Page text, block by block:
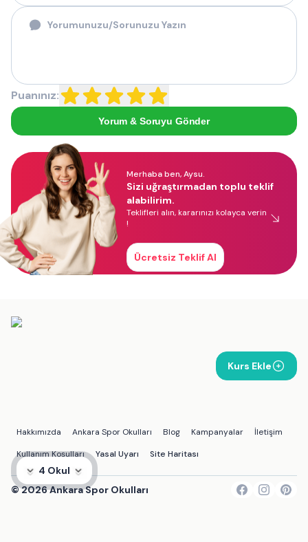
4 Okul
Puanınız:
Yorum & Soruyu Gönder
Merhaba ben, Aysu.
Sizi uğraştırmadan toplu teklif
alabilirim.
Teklifleri alın, kararınızı kolayca verin
!
Ücretsiz Teklif Al
Kurs Ekle
Hakkımızda Ankara Spor Okulları Blog Kampanyalar
İletişim
Kullanım Koşulları
Yasal Uyarı Site Haritası
©2026Ankara Spor Okulları